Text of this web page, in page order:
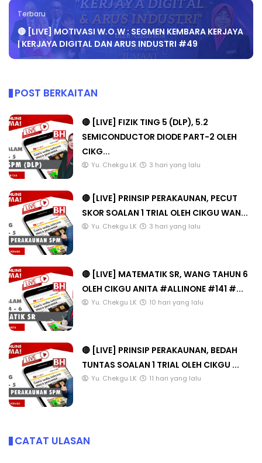
Terbaru
🔴 [LIVE] MOTIVASI W.O.W : SEGMEN KEMBARA KERJAYA
| KERJAYA DIGITAL DAN ARUS INDUSTRI #49
POST BERKAITAN
🔴 [LIVE] FIZIK TING 5 (DLP), 5.2
SEMICONDUCTOR DIODE PART-2 OLEH
CIKG...
Yu. Chekgu LK 3 hari yang lalu
🔴 [LIVE] PRINSIP PERAKAUNAN, PECUT
SKOR SOALAN 1 TRIAL OLEH CIKGU WAN...
Yu. Chekgu LK 3 hari yang lalu
🔴 [LIVE] MATEMATIK SR, WANG TAHUN 6
OLEH CIKGU ANITA #ALLINONE #141 #...
Yu. Chekgu LK 10 hari yang lalu
🔴 [LIVE] PRINSIP PERAKAUNAN, BEDAH
TUNTAS SOALAN 1 TRIAL OLEH CIKGU ...
Yu. Chekgu LK 11 hari yang lalu
CATAT ULASAN